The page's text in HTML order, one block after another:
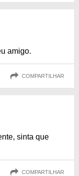
amigo.
COMPARTILHAR
sinta que
COMPARTILHAR